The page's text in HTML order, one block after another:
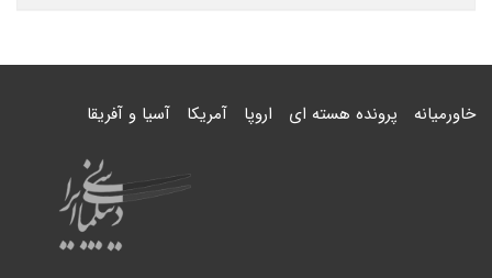
خاورمیانه پرونده هسته ای اروپا آمریکا آسیا و آفریقا